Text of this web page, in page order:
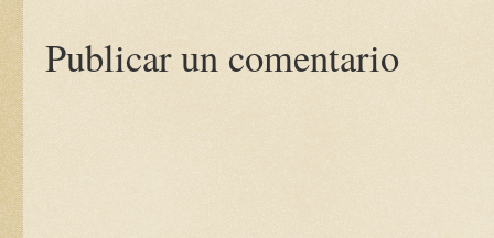
Publicar un comentario